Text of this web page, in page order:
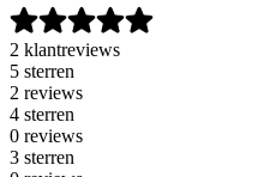
2 klantreviews
5 sterren
2 reviews
4 sterren
0 reviews
3 sterren